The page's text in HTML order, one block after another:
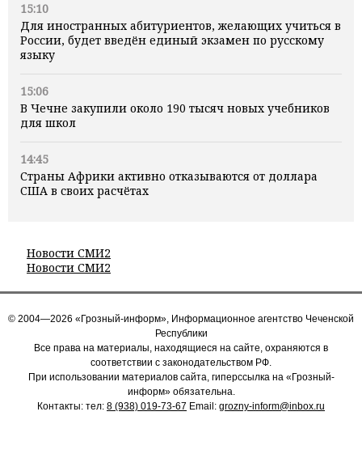
15:10
Для иностранных абитуриентов, желающих учиться в
России, будет введён единый экзамен по русскому
языку
15:06
В Чечне закупили около 190 тысяч новых учебников
для школ
14:45
Страны Африки активно отказываются от доллара
США в своих расчётах
Новости СМИ2
Новости СМИ2
© 2004—2026 «Грозный-информ», Информационное агентство Чеченской
Республики
Все права на материалы, находящиеся на сайте, охраняются в
соответствии с законодательством РФ.
При использовании материалов сайта, гиперссылка на «Грозный-
информ» обязательна.
Контакты: тел: 8 (938) 019-73-67 Email: grozny-inform@inbox.ru